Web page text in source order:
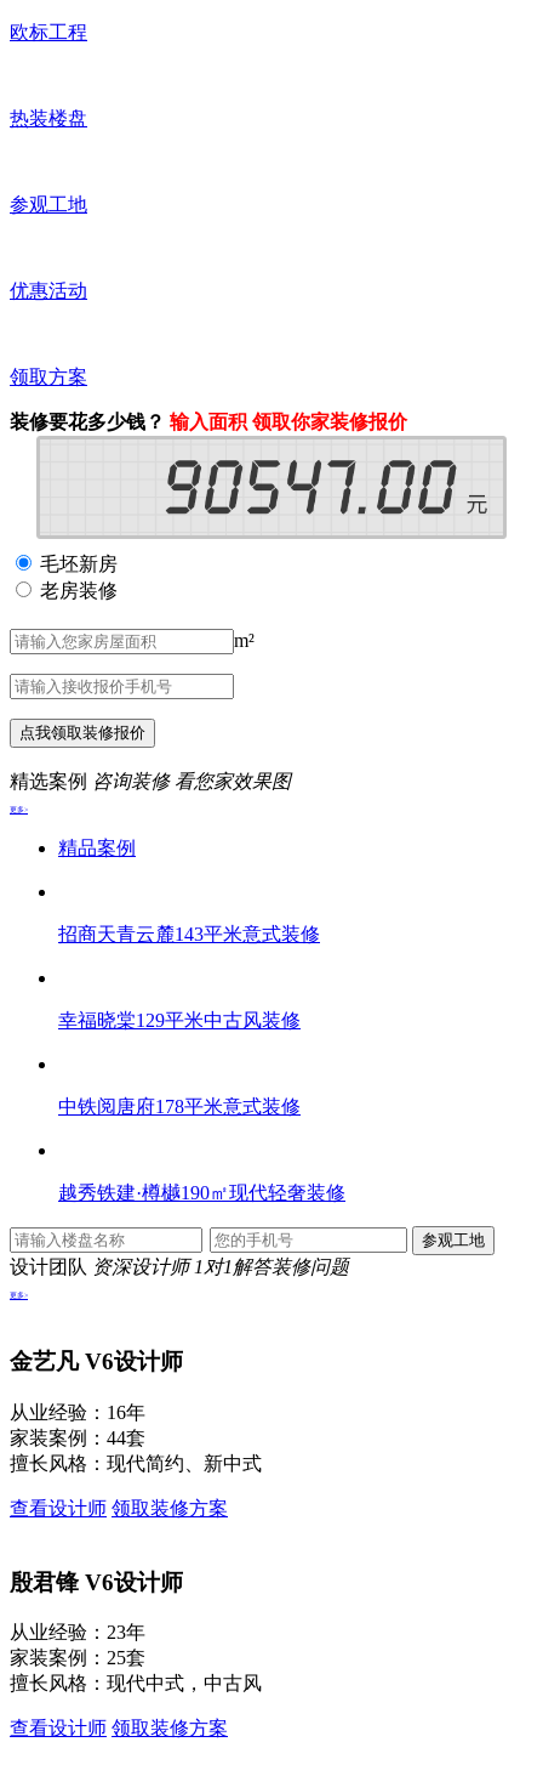
欧标工程
热装楼盘
参观工地
优惠活动
领取方案
装修要花多少钱？ 输入面积 领取你家装修报价
毛坯新房
老房装修
m²
点我领取装修报价
精选案例 咨询装修 看您家效果图
更多>
精品案例
招商天青云麓143平米意式装修
幸福晓棠129平米中古风装修
中铁阅唐府178平米意式装修
越秀铁建·樽樾190㎡现代轻奢装修
设计团队 资深设计师 1对1解答装修问题
更多>
金艺凡V6设计师
从业经验：16年
家装案例：44套
擅长风格：现代简约、新中式
查看设计师 领取装修方案
殷君锋 V6设计师
从业经验：23年
家装案例：25套
擅长风格：现代中式，中古风
查看设计师 领取装修方案